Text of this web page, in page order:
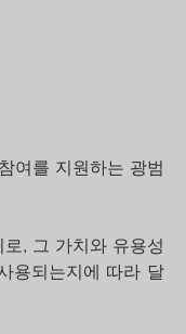
여를 지원하는 광범
, 그 가치와 유용성
용되는지에 따라 달